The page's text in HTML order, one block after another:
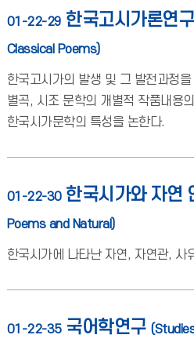
01-22-29 한국고시가론연구
Classical Poems)
한국고시가의 발생 및 그 발전과정
별곡, 시조 문학의 개별적 작품내용
한국시가문학의 특성을 논한다.
01-22-30 한국시가와 자연
Poems and Natural)
한국시가에 나타난 자연, 자연관, 사
01-22-35 국어학연구